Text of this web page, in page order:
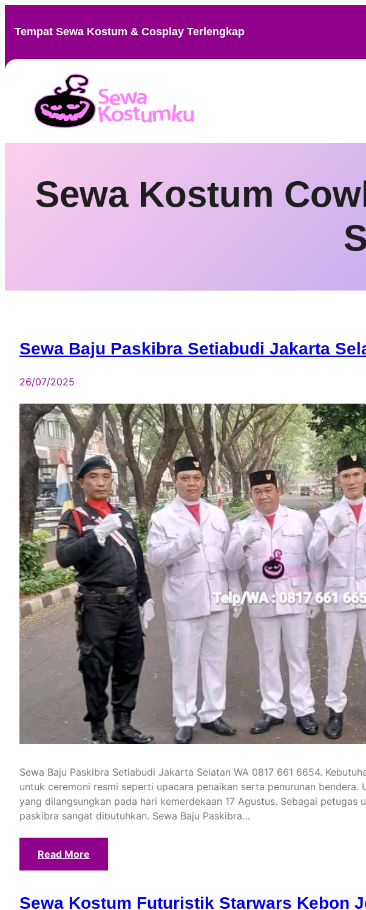
content
Tempat Sewa Kostum & Cosplay Terlengkap
Sewa Kostum
Sewa Baju Paskibra Setiabudi Jakarta
26/07/2025
Sewa Baju Paskibra Setiabudi Jakarta Selatan WA 0817 661 6654.
untuk ceremoni resmi seperti upacara penaikan serta penurunan bendera.
yang dilangsungkan pada hari kemerdekaan 17 Agustus. Sebagai petugas
paskibra sangat dibutuhkan. Sewa Baju Paskibra…
Read More
Sewa Kostum Futuristik Starwars Kebon